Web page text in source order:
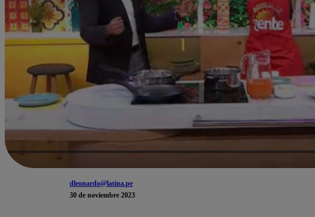
dleonardo@latina.pe
30 de noviembre 2023